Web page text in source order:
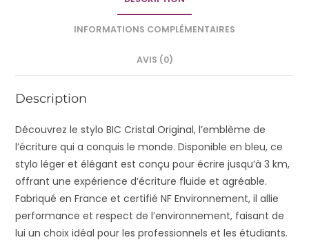
INFORMATIONS COMPLÉMENTAIRES
AVIS (0)
Description
Découvrez le stylo BIC Cristal Original, l’emblème de
l’écriture qui a conquis le monde. Disponible en bleu, ce
stylo léger et élégant est conçu pour écrire jusqu’à 3 km,
offrant une expérience d’écriture fluide et agréable.
Fabriqué en France et certifié NF Environnement, il allie
performance et respect de l’environnement, faisant de
lui un choix idéal pour les professionnels et les étudiants.